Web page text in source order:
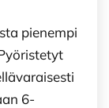
pienempi
6-